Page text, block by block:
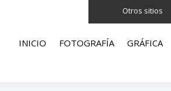
Otros sitios
INICIO FOTOGRAFÍA GRÁFICA